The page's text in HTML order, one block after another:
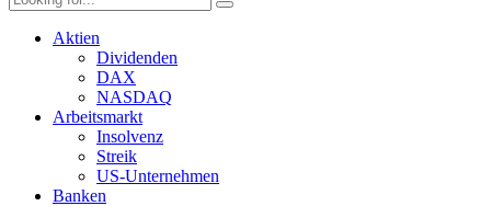
Aktien
Dividenden
DAX
NASDAQ
Arbeitsmarkt
Insolvenz
Streik
US-Unternehmen
Banken